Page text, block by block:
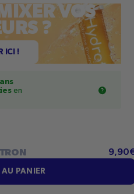
VOS
?
ICI !
en
Prix
AU PANIER